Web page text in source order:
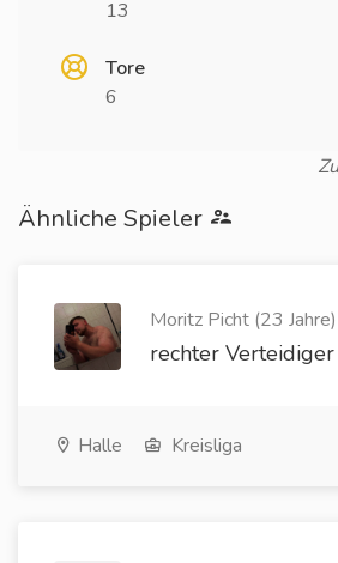
13
Tore
6
Ähnliche Spieler
Moritz Picht (23 Jahre)
rechter Verteidiger
Halle Kreisliga